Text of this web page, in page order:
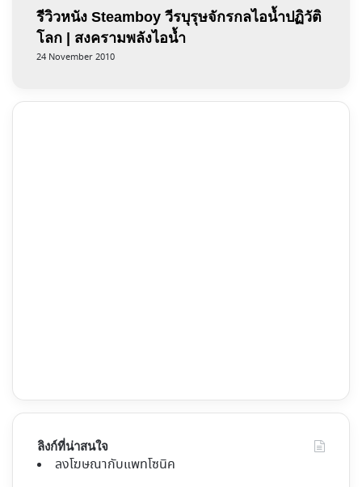
รีวิวหนัง Steamboy วีรบุรุษจักรกลไอน้ำปฏิวัติ
โลก | สงครามพลังไอน้ำ
24 November 2010
ลิงก์ที่น่าสนใจ
ลงโฆษณากับแพทโซนิค